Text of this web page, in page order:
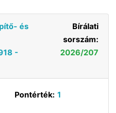
és
-
Bírálati
sorszám:
2026/207
Pontérték: 1